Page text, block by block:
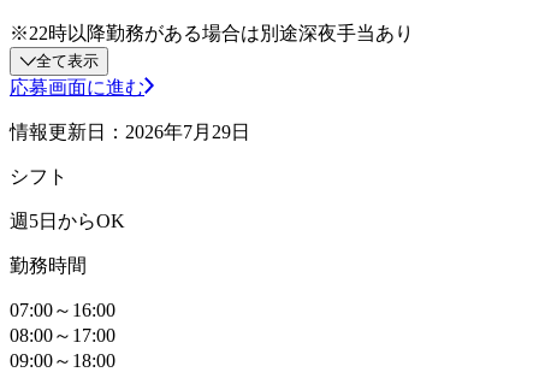
※22時以降勤務がある場合は別途深夜手当あり
全て表示
応募画面に進む
情報更新日：2026年7月29日
シフト
週5日からOK
勤務時間
07:00～16:00
08:00～17:00
09:00～18:00